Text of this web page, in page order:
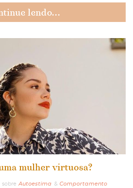
lendo...
mulher virtuosa?
sobre Autoestima & Comportamento